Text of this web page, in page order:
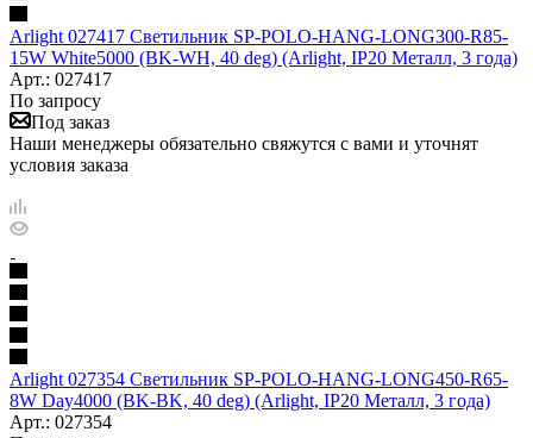
Arlight 027417 Светильник SP-POLO-HANG-LONG300-R85-
15W White5000 (BK-WH, 40 deg) (Arlight, IP20 Металл, 3 года)
Арт.: 027417
По запросу
Под заказ
Наши менеджеры обязательно свяжутся с вами и уточнят
условия заказа
Arlight 027354 Светильник SP-POLO-HANG-LONG450-R65-
8W Day4000 (BK-BK, 40 deg) (Arlight, IP20 Металл, 3 года)
Арт.: 027354